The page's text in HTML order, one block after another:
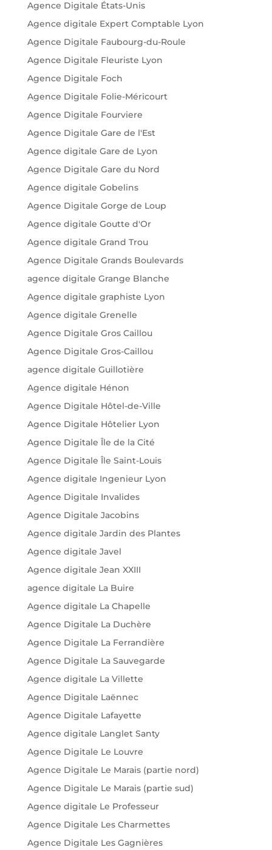
Agence Digitale États-Unis
Agence digitale Expert Comptable Lyon
Agence Digitale Faubourg-du-Roule
Agence Digitale Fleuriste Lyon
Agence Digitale Foch
Agence Digitale Folie-Méricourt
Agence Digitale Fourviere
Agence Digitale Gare de l'Est
Agence digitale Gare de Lyon
Agence Digitale Gare du Nord
Agence digitale Gobelins
Agence Digitale Gorge de Loup
Agence digitale Goutte d'Or
Agence digitale Grand Trou
Agence Digitale Grands Boulevards
agence digitale Grange Blanche
Agence digitale graphiste Lyon
Agence digitale Grenelle
Agence Digitale Gros Caillou
Agence Digitale Gros-Caillou
agence digitale Guillotière
Agence digitale Hénon
Agence Digitale Hôtel-de-Ville
Agence Digitale Hôtelier Lyon
Agence Digitale Île de la Cité
Agence Digitale Île Saint-Louis
Agence digitale Ingenieur Lyon
Agence Digitale Invalides
Agence Digitale Jacobins
Agence digitale Jardin des Plantes
Agence digitale Javel
Agence digitale Jean XXIII
agence digitale La Buire
Agence digitale La Chapelle
Agence Digitale La Duchère
Agence Digitale La Ferrandière
Agence Digitale La Sauvegarde
Agence digitale La Villette
Agence Digitale Laënnec
Agence Digitale Lafayette
Agence digitale Langlet Santy
Agence Digitale Le Louvre
Agence Digitale Le Marais (partie nord)
Agence Digitale Le Marais (partie sud)
Agence digitale Le Professeur
Agence Digitale Les Charmettes
Agence Digitale Les Gagnières